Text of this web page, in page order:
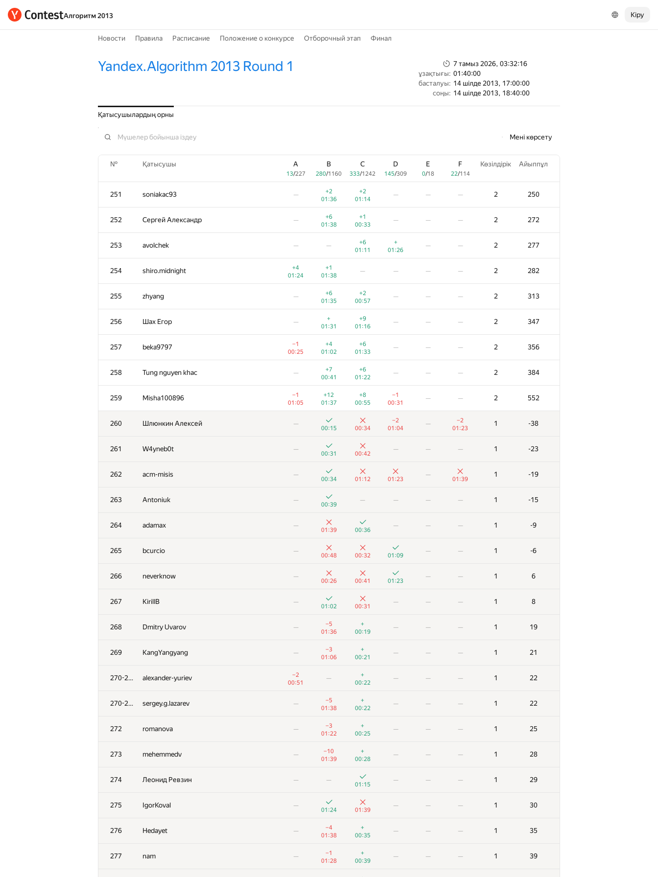
Алгоритм 2013 Кіру
Новости Правила Расписание Положение о конкурсе Отборочный этап Финал
Yandex.Algorithm 2013 Round 1
7 тамыз 2026, 03:32:16
ұзақтығы: 01:40:00
басталуы: 14 шілде 2013, 17:00:00
соңы: 14 шілде 2013, 18:40:00
Қатысушылардың орны
Мені көрсету
№ Қатысушы A
13/227
B
280/1160
C
333/1242
D
145/309
E
0/18
F
22/114
Көзілдірік Айыппұл
251 soniakac93 —
+2
01:36
+2
01:14
— — — 2 250
252 Сергей Александр —
+6
01:38
+1
00:33
— — — 2 272
253 avolchek — —
+6
01:11
+
01:26
— — 2 277
254 shiro.midnight
+4
01:24
+1
01:38
— — — — 2 282
255 zhyang —
+6
01:35
+2
00:57
— — — 2 313
256 Шах Егор —
+
01:31
+9
01:16
— — — 2 347
257 beka9797
−1
00:25
+4
01:02
+6
01:33
— — — 2 356
258 Tung nguyen khac —
+7
00:41
+6
01:22
— — — 2 384
259 Misha100896
−1
01:05
+12
01:37
+8
00:55
−1
00:31
— — 2 552
260 Шлюнкин Алексей —
00:15 00:34
−2
01:04
—
−2
01:23
1 -38
261 W4yneb0t —
00:31 00:42
— — — 1 -23
262 acm-misis —
00:34 01:12 01:23
—
01:39
1 -19
263 Antoniuk —
00:39
— — — — 1 -15
264 adamax —
01:39 00:36
— — — 1 -9
265 bcurcio —
00:48 00:32 01:09
— — 1 -6
266 neverknow —
00:26 00:41 01:23
— — 1 6
267 KirillB —
01:02 00:31
— — — 1 8
268 Dmitry Uvarov —
−5
01:36
+
00:19
— — — 1 19
269 KangYangyang —
−3
01:06
+
00:21
— — — 1 21
270-271 alexander-yuriev
−2
00:51
—
+
00:22
— — — 1 22
270-271 sergey.g.lazarev —
−5
01:38
+
00:22
— — — 1 22
272 romanova —
−3
01:22
+
00:25
— — — 1 25
273 mehemmedv —
−10
01:39
+
00:28
— — — 1 28
274 Леонид Ревзин — —
01:15
— — — 1 29
275 IgorKoval —
01:24 01:39
— — — 1 30
276 Hedayet —
−4
01:38
+
00:35
— — — 1 35
277 nam —
−1
01:28
+
00:39
— — — 1 39